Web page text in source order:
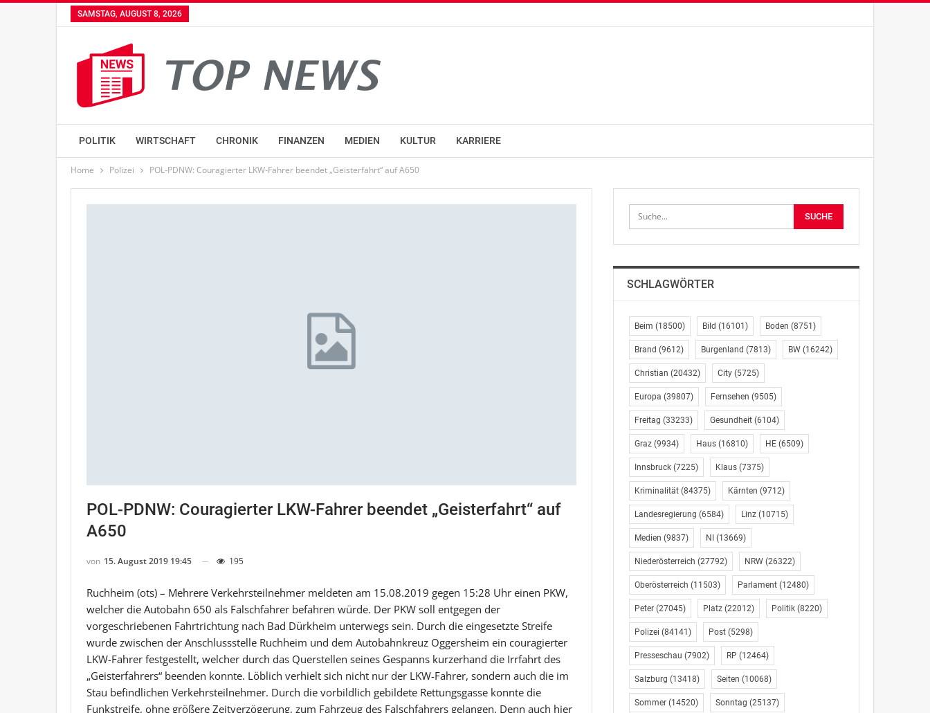
SAMSTAG, AUGUST 8, 2026
POLITIK WIRTSCHAFT CHRONIK FINANZEN MEDIEN KULTUR KARRIERE
Home Polizei POL-PDNW: Couragierter LKW-Fahrer beendet „Geisterfahrt“ auf A650
POL-PDNW: Couragierter LKW-Fahrer beendet „Geisterfahrt“ auf
A650
von 15. August 2019 19:45 195
Ruchheim (ots) – Mehrere Verkehrsteilnehmer meldeten am 15.08.2019 gegen 15:28 Uhr einen PKW,
welcher die Autobahn 650 als Falschfahrer befahren würde. Der PKW soll entgegen der
vorgeschriebenen Fahrtrichtung nach Bad Dürkheim unterwegs sein. Durch die eingesetzte Streife
wurde zwischen der Anschlussstelle Ruchheim und dem Autobahnkreuz Oggersheim ein couragierter
LKW-Fahrer festgestellt, welcher durch das Querstellen seines Gespanns kurzerhand die Irrfahrt des
„Geisterfahrers“ beenden konnte. Löblich verhielt sich nicht nur der LKW-Fahrer, sondern auch die im
Stau befindlichen Verkehrsteilnehmer. Durch die vorbildlich gebildete Rettungsgasse konnte die
Funkstreife, ohne größere Zeitverzögerung, zum Fahrzeug des Falschfahrers gelangen. Denn auch hier
SCHLAGWÖRTER
Beim (18500) Bild (16101) Boden (8751)
Brand (9612) Burgenland (7813) BW(16242)
Christian (20432) City(5725)
Europa (39807) Fernsehen (9505)
Freitag (33233) Gesundheit(6104)
Graz(9934) Haus(16810) HE(6509)
Innsbruck(7225) Klaus(7375)
Kriminalität(84375) Kärnten (9712)
Landesregierung (6584) Linz(10715)
Medien (9837) NI (13669)
Niederösterreich (27792) NRW(26322)
Oberösterreich (11503) Parlament(12480)
Peter(27045) Platz(22012) Politik(8220)
Polizei (84141) Post(5298)
Presseschau (7902) RP (12464)
Salzburg (13418) Seiten (10068)
Sommer(14520) Sonntag (25137)